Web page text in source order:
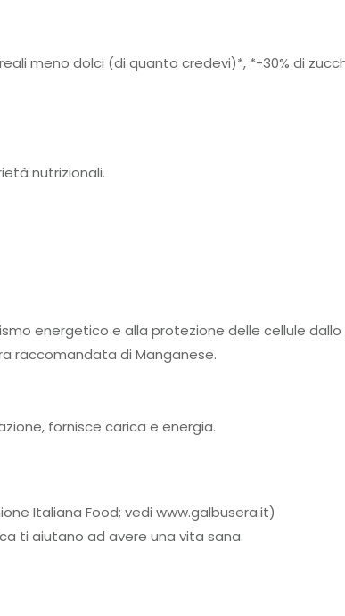
meno dolci (di quanto credevi)*, *-30% di
nutrizionali.
energetico e alla protezione delle cellule
raccomandata di Manganese.
fornisce carica e energia.
Italiana Food; vedi www.galbusera.it)
ti aiutano ad avere una vita sana.